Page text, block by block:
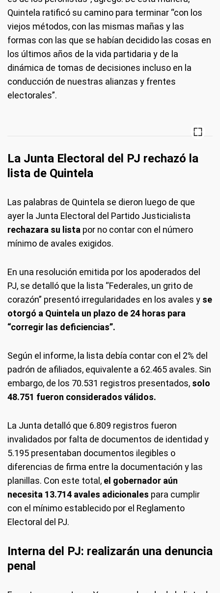
Quintela ratificó su camino para terminar “con los
viejos métodos, con las mismas mañas y las
formas con las que se habían decidido las cosas en
los últimos años de la vida partidaria y de la
dinámica de tomas de decisiones incluso en la
conducción de nuestras alianzas y frentes
electorales”.
La Junta Electoral del PJ rechazó la
lista de Quintela
Las palabras de Quintela se dieron luego de que
ayer la Junta Electoral del Partido Justicialista
rechazara su lista por no contar con el número
mínimo de avales exigidos.
En una resolución emitida por los apoderados del
PJ, se detalló que la lista “Federales, un grito de
corazón” presentó irregularidades en los avales y se
otorgó a Quintela un plazo de 24 horas para
“corregir las deficiencias”.
Según el informe, la lista debía contar con el 2% del
padrón de afiliados, equivalente a 62.465 avales. Sin
embargo, de los 70.531 registros presentados, solo
48.751 fueron considerados válidos.
La Junta detalló que 6.809 registros fueron
invalidados por falta de documentos de identidad y
5.195 presentaban documentos ilegibles o
diferencias de firma entre la documentación y las
planillas. Con este total, el gobernador aún
necesita 13.714 avales adicionales para cumplir
con el mínimo establecido por el Reglamento
Electoral del PJ.
Interna del PJ: realizarán una denuncia
penal